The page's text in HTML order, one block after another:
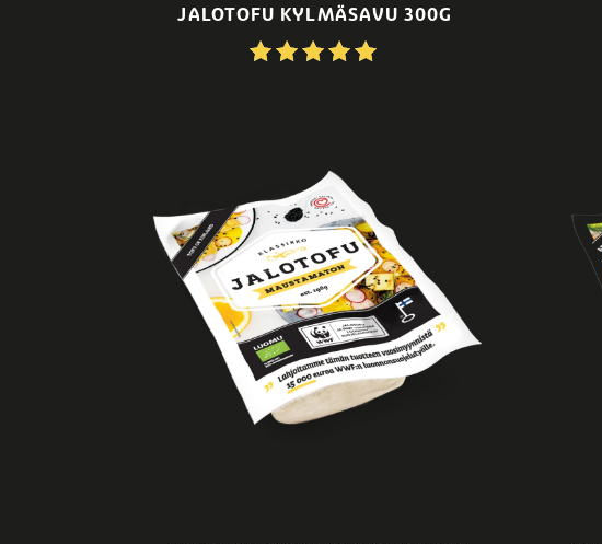
JALOTOFU KYLMÄSAVU 300G